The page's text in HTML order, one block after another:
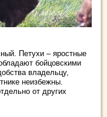
Петухи – яростные
бойцовскими
владельцу,
неизбежны.
от других